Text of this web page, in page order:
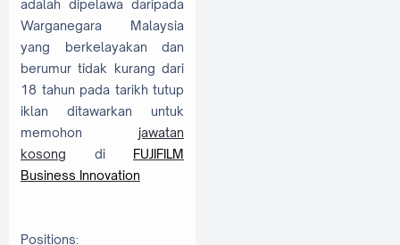
adalah dipelawa daripada
Warganegara Malaysia
yang berkelayakan dan
berumur tidak kurang dari
18 tahun pada tarikh tutup
iklan ditawarkan untuk
memohon jawatan
kosong di FUJIFILM
Business Innovation
Positions: